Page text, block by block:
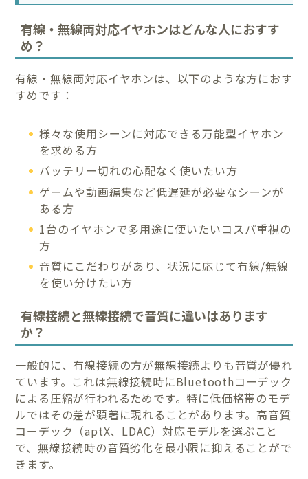
有線・無線両対応イヤホンはどんな人におすす
め？
有線・無線両対応イヤホンは、以下のような方におす
すめです：
様々な使用シーンに対応できる万能型イヤホン
を求める方
バッテリー切れの心配なく使いたい方
ゲームや動画編集など低遅延が必要なシーンが
ある方
1台のイヤホンで多用途に使いたいコスパ重視の
方
音質にこだわりがあり、状況に応じて有線/無線
を使い分けたい方
有線接続と無線接続で音質に違いはあります
か？
一般的に、有線接続の方が無線接続よりも音質が優れ
ています。これは無線接続時にBluetoothコーデック
による圧縮が行われるためです。特に低価格帯のモデ
ルではその差が顕著に現れることがあります。高音質
コーデック（aptX、LDAC）対応モデルを選ぶこと
で、無線接続時の音質劣化を最小限に抑えることがで
きます。